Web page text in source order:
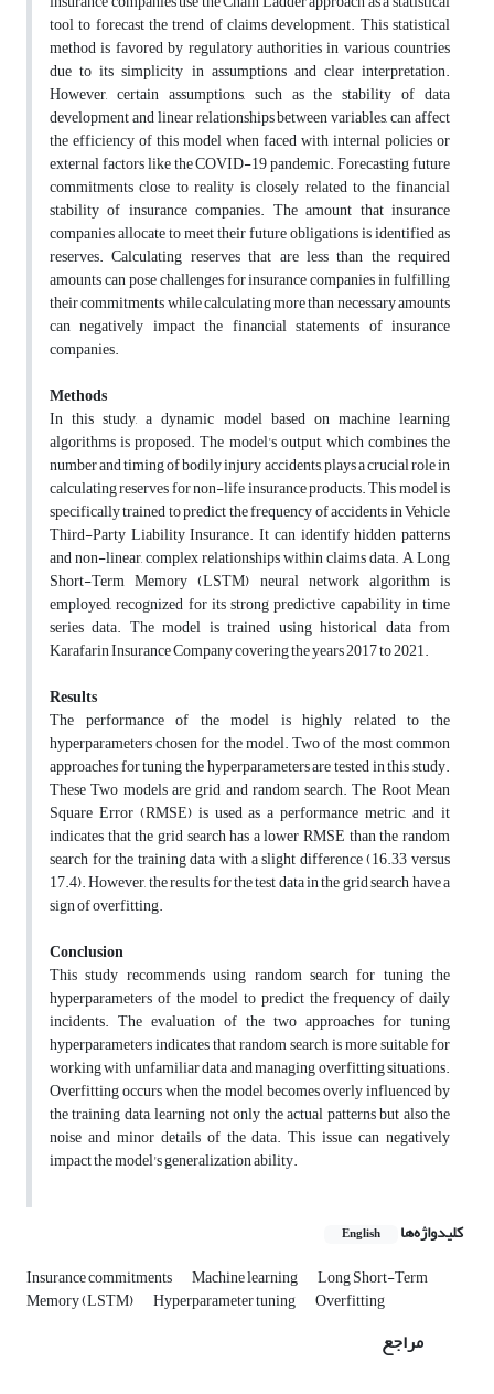
tool to forecast the trend of claims development. This statistical
method is favored by regulatory authorities in various countries
due to its simplicity in assumptions and clear interpretation.
However, certain assumptions, such as the stability of data
development and linear relationships between variables, can affect
the efficiency of this model when faced with internal policies or
external factors like the COVID-19 pandemic. Forecasting future
commitments close to reality is closely related to the financial
stability of insurance companies. The amount that insurance
companies allocate to meet their future obligations is identified as
reserves. Calculating reserves that are less than the required
amounts can pose challenges for insurance companies in fulfilling
their commitments while calculating more than necessary amounts
can negatively impact the financial statements of insurance
companies.
Methods
In this study, a dynamic model based on machine learning
algorithms is proposed. The model's output, which combines the
number and timing of bodily injury accidents, plays a crucial role in
calculating reserves for non-life insurance products. This model is
specifically trained to predict the frequency of accidents in Vehicle
Third-Party Liability Insurance. It can identify hidden patterns
and non-linear, complex relationships within claims data. A Long
Short-Term Memory (LSTM) neural network algorithm is
employed, recognized for its strong predictive capability in time
series data. The model is trained using historical data from
Karafarin Insurance Company covering the years 2017 to 2021.
Results
The performance of the model is highly related to the
hyperparameters chosen for the model. Two of the most common
approaches for tuning the hyperparameters are tested in this study.
These Two models are grid and random search. The Root Mean
Square Error (RMSE) is used as a performance metric, and it
indicates that the grid search has a lower RMSE than the random
search for the training data with a slight difference (16.33 versus
17.4). However, the results for the test data in the grid search have a
sign of overfitting.
Conclusion
This study recommends using random search for tuning the
hyperparameters of the model to predict the frequency of daily
incidents. The evaluation of the two approaches for tuning
hyperparameters indicates that random search is more suitable for
working with unfamiliar data and managing overfitting situations.
Overfitting occurs when the model becomes overly influenced by
the training data, learning not only the actual patterns but also the
noise and minor details of the data. This issue can negatively
impact the model's generalization ability.
کلیدواژه‌ها English
Insurance commitments Machine learning Long Short-Term
Memory (LSTM) Hyperparameter tuning Overfitting
مراجع